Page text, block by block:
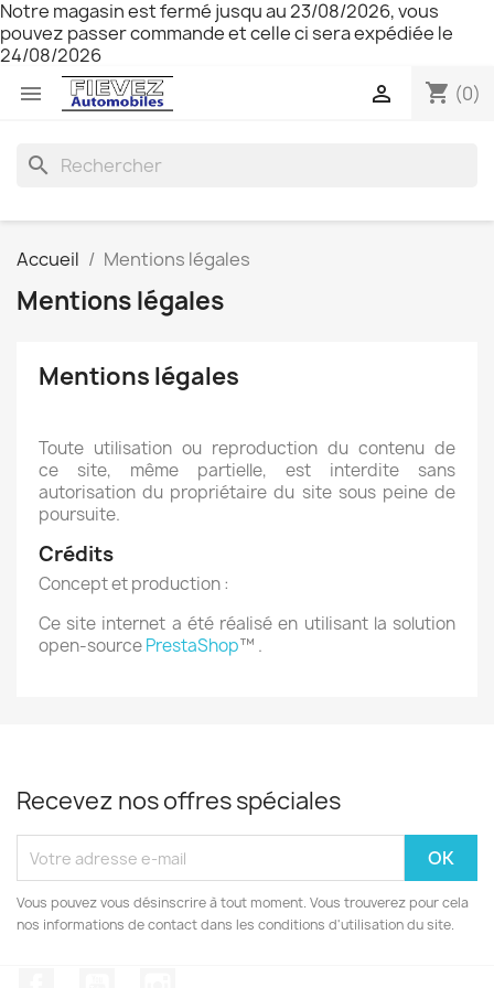
Notre magasin est fermé jusqu au 23/08/2026, vous
pouvez passer commande et celle ci sera expédiée le
24/08/2026
 shopping_cart (0)

search
Accueil Mentions légales
Mentions légales
Mentions légales
Toute utilisation ou reproduction du contenu de
ce site, même partielle, est interdite sans
autorisation du propriétaire du site sous peine de
poursuite.
Crédits
Concept et production :
Ce site internet a été réalisé en utilisant la solution
open-sourcePrestaShop™ .
Recevez nos offres spéciales
Vous pouvez vous désinscrire à tout moment. Vous trouverez pour cela
nos informations de contact dans les conditions d'utilisation du site.